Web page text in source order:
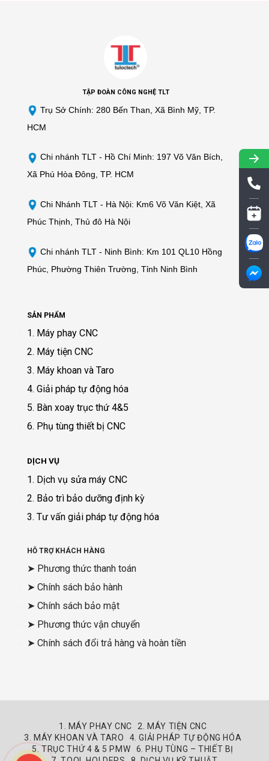
TẬP ĐOÀN CÔNG NGHỆ TLT
Trụ Sở Chính: 280 Bến Than, Xã Bình Mỹ, TP.
HCM
Chi nhánh TLT - Hồ Chí Minh: 197 Võ Văn Bích,
Xã Phú Hòa Đông, TP. HCM
Chi Nhánh TLT - Hà Nội: Km6 Võ Văn Kiệt, Xã
Phúc Thịnh, Thủ đô Hà Nội
Chi nhánh TLT - Ninh Bình: Km 101 QL10 Hồng
Phúc, Phường Thiên Trường, Tỉnh Ninh Bình
SẢN PHẨM
1. Máy phay CNC
2. Máy tiện CNC
3. Máy khoan và Taro
4. Giải pháp tự động hóa
5. Bàn xoay trục thứ 4&5
6. Phụ tùng thiết bị CNC
DỊCH VỤ
1. Dịch vụ sửa máy CNC
2. Bảo trì bảo dưỡng định kỳ
3. Tư vấn giải pháp tự động hóa
HỖ TRỢ KHÁCH HÀNG
➤ Phương thức thanh toán
➤ Chính sách bảo hành
➤ Chính sách bảo mật
➤ Phương thức vận chuyển
➤ Chính sách đổi trả hàng và hoàn tiền
1. MÁY PHAY CNC
2. MÁY TIỆN CNC
3. MÁY KHOAN VÀ TARO
4. GIẢI PHÁP TỰ ĐỘNG HÓA
5. TRỤC THỨ 4 & 5 PMW
6. PHỤ TÙNG – THIẾT BỊ